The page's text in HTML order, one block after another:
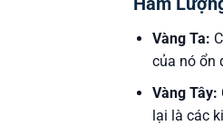
Vàng Ta:
của nó ổn
Vàng Tây:
lại là các